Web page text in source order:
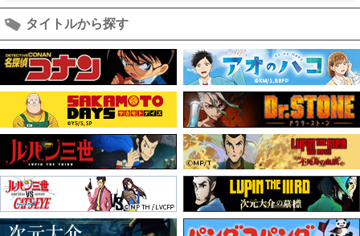
タイトルから探す